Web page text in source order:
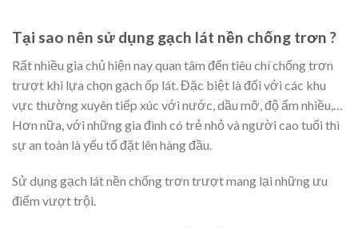
Tại sao nên sử dụng gạch lát nền chống trơn ?
Rất nhiều gia chủ hiện nay quan tâm đến tiêu chí chống trơn
trượt khi lựa chọn gạch ốp lát. Đặc biệt là đối với các khu
vực thường xuyên tiếp xúc với nước, dầu mỡ, độ ẩm nhiều,…
Hơn nữa, với những gia đình có trẻ nhỏ và người cao tuổi thì
sự an toàn là yếu tố đặt lên hàng đầu.
Sử dụng gạch lát nền chống trơn trượt mang lại những ưu
điểm vượt trội.